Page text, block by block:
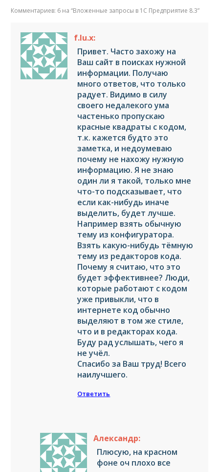
Комментариев: 6 на “Вложенные запросы в 1С Предприятие 8.3”
f.lu.x:
Привет. Часто захожу на
Ваш сайт в поисках нужной
информации. Получаю
много ответов, что только
радует. Видимо в силу
своего недалекого ума
частенько пропускаю
красные квадраты с кодом,
т.к. кажется будто это
заметка, и недоумеваю
почему не нахожу нужную
информацию. Я не знаю
один ли я такой, только мне
что-то подсказывает, что
если как-нибудь иначе
выделить, будет лучше.
Например взять обычную
тему из конфигуратора.
Взять какую-нибудь тёмную
тему из редакторов кода.
Почему я считаю, что это
будет эффективнее? Люди,
которые работают с кодом
уже привыкли, что в
интернете код обычно
выделяют в том же стиле,
что и в редакторах кода.
Буду рад услышать, чего я
не учёл.
Спасибо за Ваш труд! Всего
наилучшего.
Ответить
Александр:
Плюсую, на красном
фоне оч плохо все